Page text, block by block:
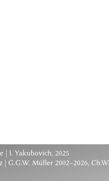
| I. Yakubovich, 2025
G.G.W. Müller 2002–2026,